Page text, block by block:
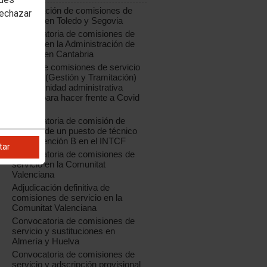
Adjudicación de comisiones de
servicio en Toledo y Segovia
Convocatoria de comisiones de
servicio en la Administración de
Justicia en Cantabria
Oferta de comisiones de servicio
04/2020 (Gestión y Tramitación)
para la unidad administrativa
creada para hacer frente a Covid
Convocatoria de comisión de
servicio de un puesto de técnico
de Prevención B en el INTCF
Convocatoria de comisiones de
servicio en la Comunitat
Valenciana
Adjudicación definitiva de
comisiones de servicio en la
Comunitat Valenciana
Convocatoria de comisiones de
servicio y sustituciones en
Almería y Huelva
Convocatoria de comisiones de
servicio y adscripción provisional